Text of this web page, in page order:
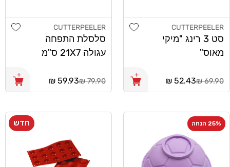
מוֹכֵר:
CUTTERPEELER
סט 3 רינג "מיקי
מאוס"
מחיר
רגיל
69.90 ₪
52.43 ₪
Add wishlist
מוֹכֵר:
CUTTERPEELER
סלסלת התפחה
עגולה 21X7 ס"מ
מחיר
רגיל
79.90 ₪
59.93 ₪
25% הנחה חדש